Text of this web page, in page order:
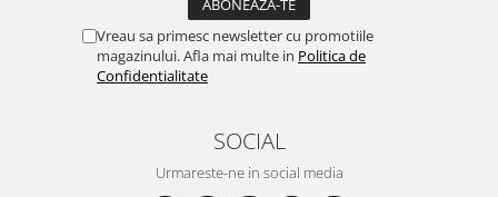
Vreau sa primesc newsletter cu promotiile
magazinului. Afla mai multe in Politica de
Confidentialitate
SOCIAL
Urmareste-ne in social media